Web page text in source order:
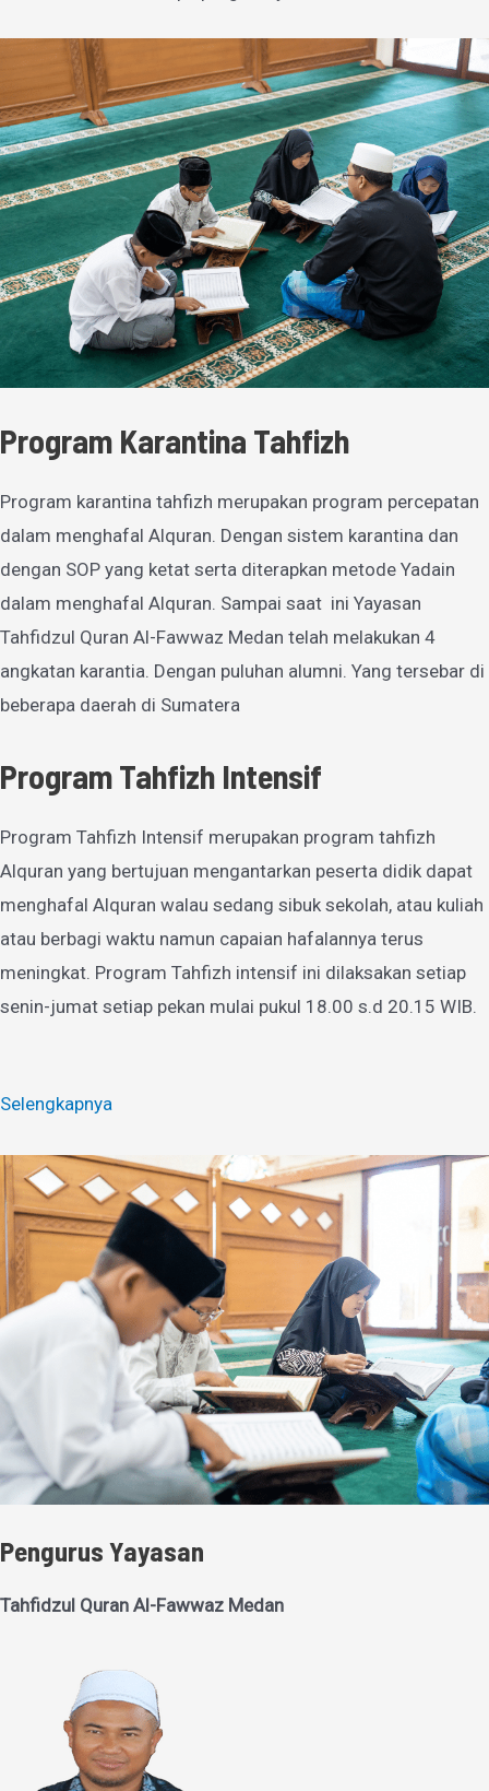
Program Karantina Tahfizh
Program karantina tahfizh merupakan program percepatan
dalam menghafal Alquran. Dengan sistem karantina dan
dengan SOP yang ketat serta diterapkan metode Yadain
dalam menghafal Alquran. Sampai saat ini Yayasan
Tahfidzul Quran Al-Fawwaz Medan telah melakukan 4
angkatan karantia. Dengan puluhan alumni. Yang tersebar di
beberapa daerah di Sumatera
Program Tahfizh Intensif
Program Tahfizh Intensif merupakan program tahfizh
Alquran yang bertujuan mengantarkan peserta didik dapat
menghafal Alquran walau sedang sibuk sekolah, atau kuliah
atau berbagi waktu namun capaian hafalannya terus
meningkat. Program Tahfizh intensif ini dilaksakan setiap
senin-jumat setiap pekan mulai pukul 18.00 s.d 20.15 WIB.
Selengkapnya
Pengurus Yayasan
Tahfidzul Quran Al-Fawwaz Medan